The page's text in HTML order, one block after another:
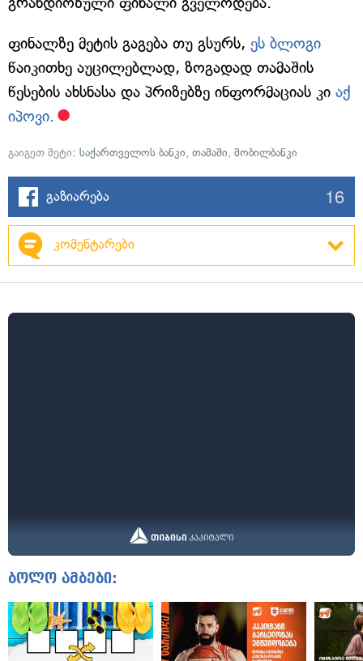
ფინალზე მეტის გაგება თუ გსურს, ეს ბლოგი
წაიკითხე აუცილებლად, ზოგადად თამაშის
წესების ახსნასა და პრიზებზე ინფორმაციას კი აქ
იპოვი.
გაიგეთ მეტი: საქართველოს ბანკი, თამაში, მობილბანკი
გაზიარება 16
კომენტარები
ბოლო ამბები: